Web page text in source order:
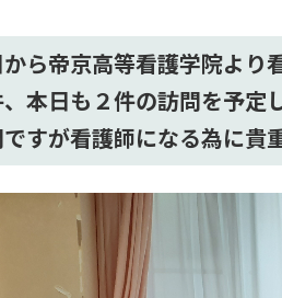
ら帝京高等看護学院より
本日も２件の訪問を予定
すが看護師になる為に